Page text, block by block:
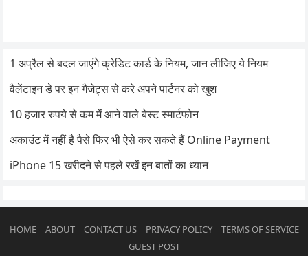
1 अप्रैल से बदल जाएंगे क्रेडिट कार्ड के नियम, जान लीजिए ये नियम
वैलेंटाइन डे पर इन गैजेट्स से करे अपने पार्टनर को खुश
10 हजार रुपये से कम में आने वाले बेस्ट स्मार्टफोन
अकाउंट में नहीं है पैसे फिर भी ऐसे कर सकते हैं Online Payment
iPhone 15 खरीदने से पहले रखें इन बातों का ध्यान
HOME ABOUT CONTACT US PRIVACY POLICY
TERMS OF SERVICE
GUEST POST